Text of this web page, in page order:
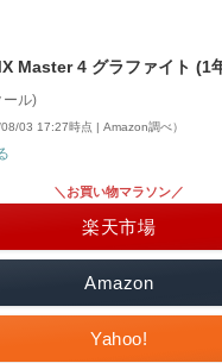
Master 4 グラファイト (1
ール)
08/03 17:27時点 | Amazon調べ）
Amazon
＼お買い物マラソン／
楽天市場
Yahoo!